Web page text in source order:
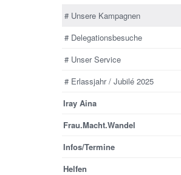
# Unsere Kampagnen
# Delegationsbesuche
# Unser Service
# Erlassjahr / Jubilé 2025
Iray Aina
Frau.Macht.Wandel
Infos/Termine
Helfen